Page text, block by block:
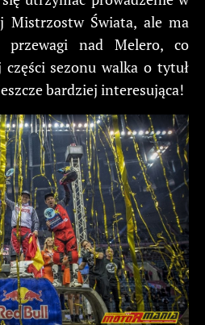
Mistrzostw Świata, ale ma
nad Melero, co
sezonu walka o tytuł
bardziej interesująca!